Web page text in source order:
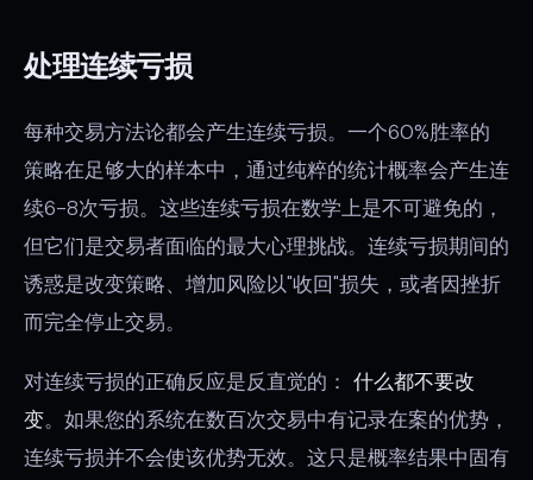
处理连续亏损
每种交易方法论都会产生连续亏损。一个60%胜率的
策略在足够大的样本中，通过纯粹的统计概率会产生连
续6-8次亏损。这些连续亏损在数学上是不可避免的，
但它们是交易者面临的最大心理挑战。连续亏损期间的
诱惑是改变策略、增加风险以"收回"损失，或者因挫折
而完全停止交易。
对连续亏损的正确反应是反直觉的： 什么都不要改
变。如果您的系统在数百次交易中有记录在案的优势，
连续亏损并不会使该优势无效。这只是概率结果中固有